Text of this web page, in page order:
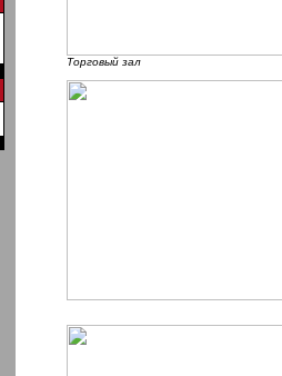
Торговый зал